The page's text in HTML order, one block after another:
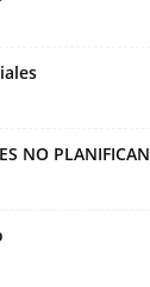
NO PLANIFICAN